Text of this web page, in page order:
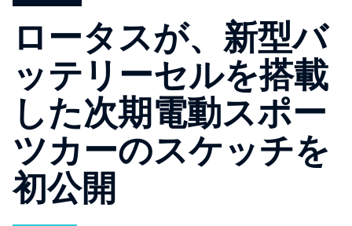
ロータスが、新型バ
ッテリーセルを搭載
した次期電動スポー
ツカーのスケッチを
初公開